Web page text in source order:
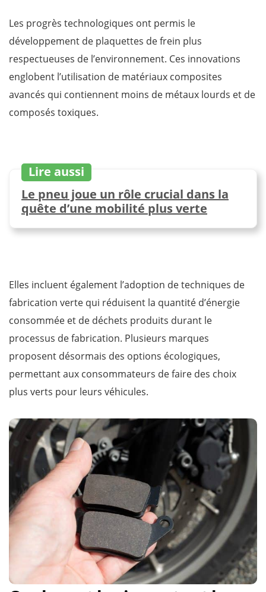
Les progrès technologiques ont permis le
développement de plaquettes de frein plus
respectueuses de l’environnement. Ces innovations
englobent l’utilisation de matériaux composites
avancés qui contiennent moins de métaux lourds et de
composés toxiques.
Lire aussi
Le pneu joue un rôle crucial dans la
quête d’une mobilité plus verte
Elles incluent également l’adoption de techniques de
fabrication verte qui réduisent la quantité d’énergie
consommée et de déchets produits durant le
processus de fabrication. Plusieurs marques
proposent désormais des options écologiques,
permettant aux consommateurs de faire des choix
plus verts pour leurs véhicules.